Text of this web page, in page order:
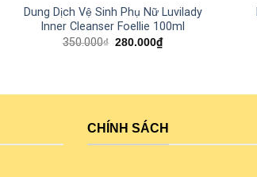
Dung Dịch Vệ Sinh Phụ Nữ Luvilady
Inner Cleanser Foellie 100ml
350.000₫ 280.000₫
CHÍNH SÁCH